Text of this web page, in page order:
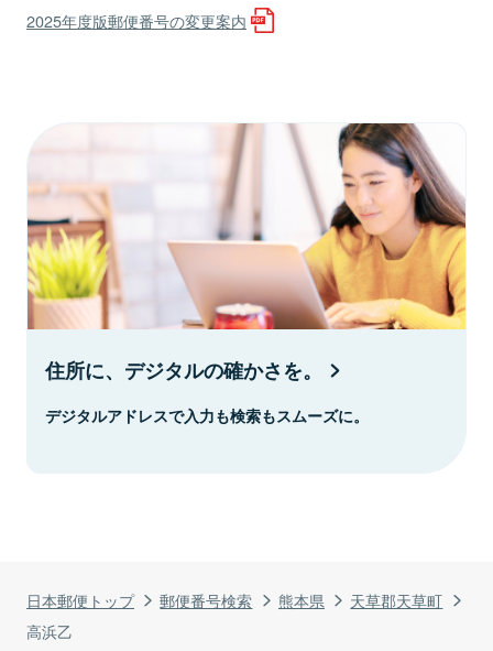
日本郵便トップ 郵便番号検索 熊本県
天草郡天草町
高浜乙
2025年度版郵便番号の変更案内
住所に、デジタルの確かさを。
デジタルアドレスで入力も検索もスムーズに。